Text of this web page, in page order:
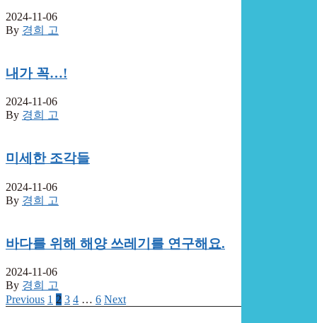
2024-11-06
By 경희 고
내가 꼭…!
2024-11-06
By 경희 고
미세한 조각들
2024-11-06
By 경희 고
바다를 위해 해양 쓰레기를 연구해요.
2024-11-06
By 경희 고
Previous 1 2 3 4 … 6 Next